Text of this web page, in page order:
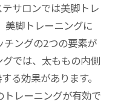
サロンでは美脚トレ
美脚トレーニングに
チングの2つの要素が
では、太ももの内側
る効果があります。
レーニングが有効で